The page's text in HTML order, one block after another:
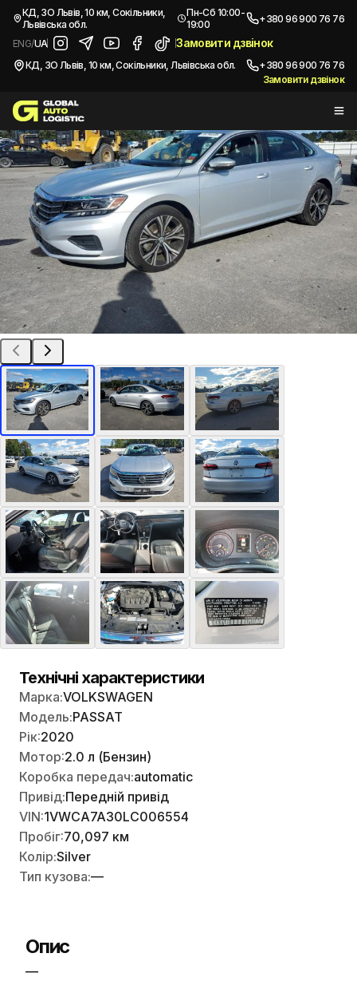
КД, ЗО Львів, 10 км, Сокільники,
Львівська обл.
Пн-Сб 10:00-
19:00
+380 96 900 76 76
ENG/UA Замовити дзвінок
КД, ЗО Львів, 10 км, Сокільники, Львівська обл.
+380 96 900 76 76
Замовити дзвінок
Автомобілі з США/2020 VOLKSWAGEN PASSAT
КупитиVOLKSWAGEN PASSAT 2020
Технічні характеристики
Марка:VOLKSWAGEN
Модель:PASSAT
Рік:2020
Мотор:2.0 л (Бензин)
Коробка передач:automatic
Привід:Передній привід
VIN:1VWCA7A30LC006554
Пробіг:70,097 км
Колір:Silver
Тип кузова:—
Опис
—